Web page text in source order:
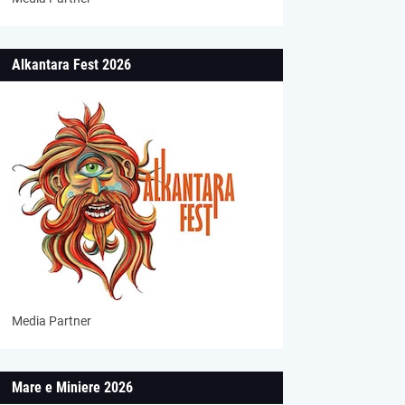
Alkantara Fest 2026
Media Partner
Mare e Miniere 2026